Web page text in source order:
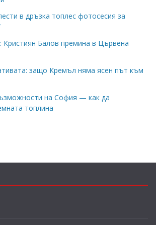
в дръзка топлес фотосесия за
Кристиян Балов премина в Цървена
защо Кремъл няма ясен път към
на София — как да
топлина